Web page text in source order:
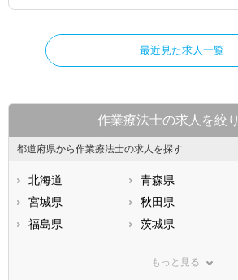
最近見た求人一覧
作業療法士の求人を絞
都道府県から作業療法士の求人を探す
北海道 青森県
宮城県
秋田県
福島県
茨城県
神奈川県
もっと見る